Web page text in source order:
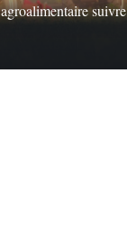
suivre